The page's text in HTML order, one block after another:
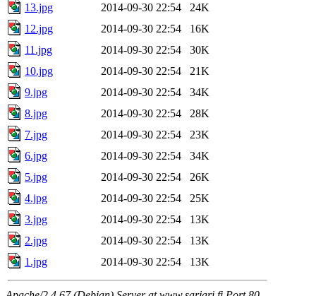
13.jpg
2014-09-30 22:54
24K
12.jpg
2014-09-30 22:54
16K
11.jpg
2014-09-30 22:54
30K
10.jpg
2014-09-30 22:54
21K
9.jpg
2014-09-30 22:54
34K
8.jpg
2014-09-30 22:54
28K
7.jpg
2014-09-30 22:54
23K
6.jpg
2014-09-30 22:54
34K
5.jpg
2014-09-30 22:54
26K
4.jpg
2014-09-30 22:54
25K
3.jpg
2014-09-30 22:54
13K
2.jpg
2014-09-30 22:54
13K
1.jpg
2014-09-30 22:54 13K